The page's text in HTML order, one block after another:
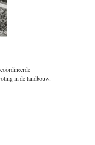
in de landbouw.